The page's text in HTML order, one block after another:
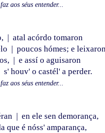
faz aos séus entender...
| atal acórdo tomaron
| poucos hómes; e
| e assí o aguisaron
s' houv' o castél' a perder.
faz aos séus entender...
| en ele sen demorança,
que é nóss' amparança,